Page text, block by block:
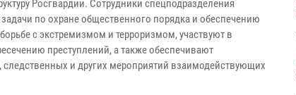
Росгвардии. Сотрудники спецподразделения
по охране общественного порядка и обеспечению
с экстремизмом и терроризмом, участвуют в
преступлений, а также обеспечивают
и других мероприятий взаимодействующих